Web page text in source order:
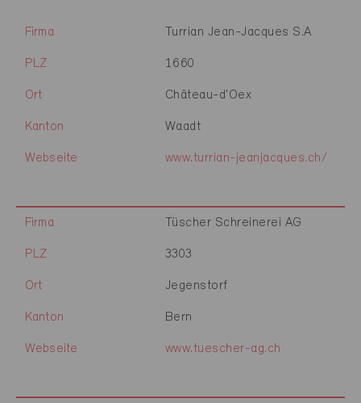
Firma Turrian Jean-Jacques S.A
PLZ 1660
Ort Château-d'Oex
Kanton Waadt
Webseite www.turrian-jeanjacques.ch/
Firma Tüscher Schreinerei AG
PLZ 3303
Ort Jegenstorf
Kanton Bern
Webseite www.tuescher-ag.ch